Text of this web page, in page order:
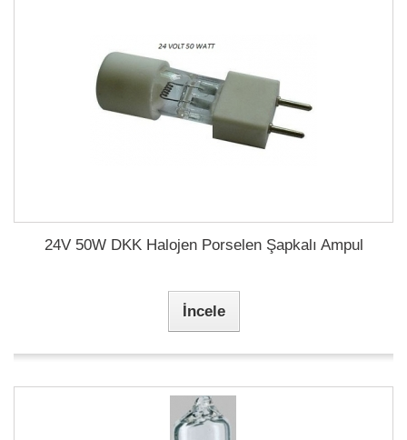
24V 50W DKK Halojen Porselen Şapkalı Ampul
İncele